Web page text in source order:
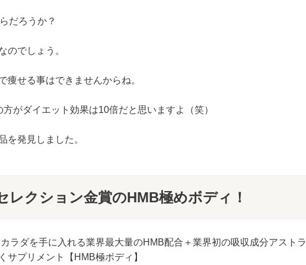
だろうか？
のでしょう。
痩せる事はできませんからね。
がダイエット効果は10倍だと思いますよ（笑）
を発見しました。
レクション金賞のHMB極めボディ！
ラダを手に入れる業界最大量のHMB配合＋業界初の吸収成分アストラ
サプリメント【HMB極ボディ】